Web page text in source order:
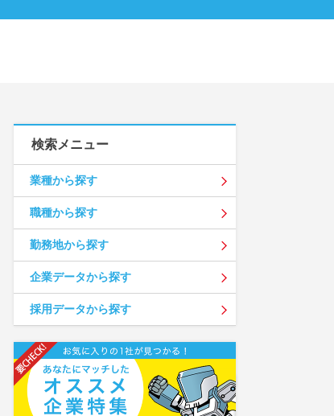
検索メニュー
業種から探す
職種から探す
勤務地から探す
企業データから探す
採用データから探す